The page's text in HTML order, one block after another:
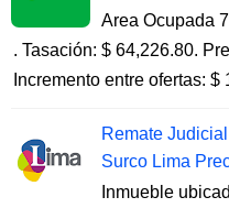
Area Ocupada
. Tasación: $ 64,226.80.
Incremento entre ofertas: $
Remate
Surco Lima
Inmueble